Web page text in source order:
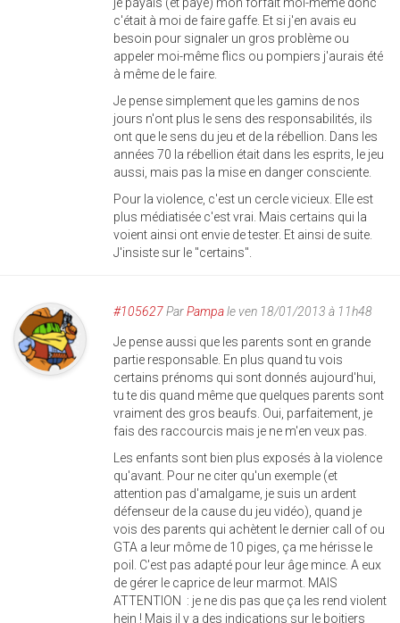
c'était à moi de faire gaffe. Et si j'en avais eu
besoin pour signaler un gros problème ou
appeler moi-même flics ou pompiers j'aurais été
à même de le faire.
Je pense simplement que les gamins de nos
jours n'ont plus le sens des responsabilités, ils
ont que le sens du jeu et de la rébellion. Dans les
années 70 la rébellion était dans les esprits, le jeu
aussi, mais pas la mise en danger consciente.
Pour la violence, c'est un cercle vicieux. Elle est
plus médiatisée c'est vrai. Mais certains qui la
voient ainsi ont envie de tester. Et ainsi de suite.
J'insiste sur le "certains".
#105627ParPampale ven 18/01/2013 à 11h48
Je pense aussi que les parents sont en grande
partie responsable. En plus quand tu vois
certains prénoms qui sont donnés aujourd'hui,
tu te dis quand même que quelques parents sont
vraiment des gros beaufs. Oui, parfaitement, je
fais des raccourcis mais je ne m'en veux pas.
Les enfants sont bien plus exposés à la violence
qu'avant. Pour ne citer qu'un exemple (et
attention pas d'amalgame, je suis un ardent
défenseur de la cause du jeu vidéo), quand je
vois des parents qui achètent le dernier call of ou
GTA a leur môme de 10 piges, ça me hérisse le
poil. C'est pas adapté pour leur âge mince. A eux
de gérer le caprice de leur marmot. MAIS
ATTENTION : je ne dis pas que ça les rend violent
hein ! Mais il y a des indications sur le boitiers